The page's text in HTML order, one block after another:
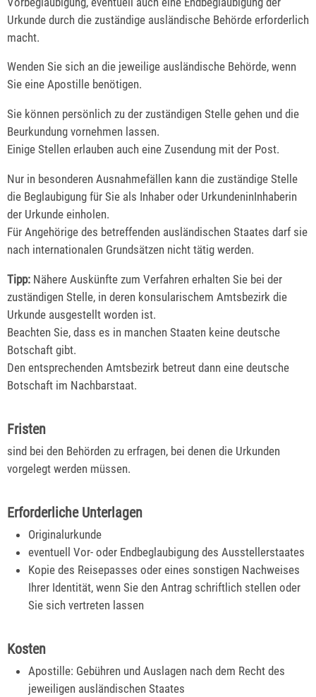
Urkunde durch die zuständige ausländische Behörde erforderlich
macht.
Wenden Sie sich an die jeweilige ausländische Behörde, wenn
Sie eine Apostille benötigen.
Sie können persönlich zu der zuständigen Stelle gehen und die
Beurkundung vornehmen lassen.
Einige Stellen erlauben auch eine Zusendung mit der Post.
Nur in besonderen Ausnahmefällen kann die zuständige Stelle
die Beglaubigung für Sie als Inhaber oder UrkundeninInhaberin
der Urkunde einholen.
Für Angehörige des betreffenden ausländischen Staates darf sie
nach internationalen Grundsätzen nicht tätig werden.
Tipp: Nähere Auskünfte zum Verfahren erhalten Sie bei der
zuständigen Stelle, in deren konsularischem Amtsbezirk die
Urkunde ausgestellt worden ist.
Beachten Sie, dass es in manchen Staaten keine deutsche
Botschaft gibt.
Den entsprechenden Amtsbezirk betreut dann eine deutsche
Botschaft im Nachbarstaat.
Fristen
sind bei den Behörden zu erfragen, bei denen die Urkunden
vorgelegt werden müssen.
Erforderliche Unterlagen
Originalurkunde
eventuell Vor- oder Endbeglaubigung des Ausstellerstaates
Kopie des Reisepasses oder eines sonstigen Nachweises
Ihrer Identität, wenn Sie den Antrag schriftlich stellen oder
Sie sich vertreten lassen
Kosten
Apostille: Gebühren und Auslagen nach dem Recht des
jeweiligen ausländischen Staates